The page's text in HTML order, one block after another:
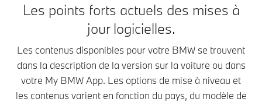
Les points forts actuels des mises à
jour logicielles.
Les contenus disponibles pour votre BMW se trouvent
dans la description de la version sur la voiture ou dans
votre My BMW App. Les options de mise à niveau et
les contenus varient en fonction du pays, du modèle de